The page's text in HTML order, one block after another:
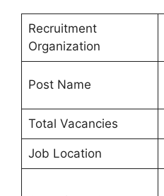
Recruitment
Organization
Post Name
Total Vacancies
Job Location